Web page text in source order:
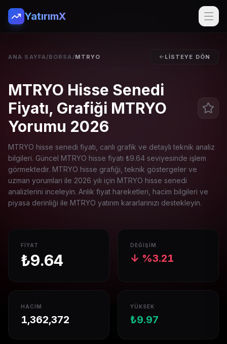
YatırımX
ANA SAYFA/BORSA/MTRYO LISTEYE DÖN
MTRYO Hisse Senedi
Fiyatı, Grafiği MTRYO
Yorumu 2026
MTRYO hisse senedi fiyatı, canlı grafik ve detaylı teknik analiz
bilgileri. Güncel MTRYO hisse fiyatı ₺9.64 seviyesinde işlem
görmektedir. MTRYO hisse grafiği, teknik göstergeler ve
uzman yorumları ile 2026 yılı için MTRYO hisse senedi
analizlerini inceleyin. Anlık fiyat hareketleri, hacim bilgileri ve
piyasa derinliği ile MTRYO yatırım kararlarınızı destekleyin.
FIYAT
₺9.64
DEĞIŞIM
↓ %3.21
HACIM
1,362,372
YÜKSEK
₺9.97